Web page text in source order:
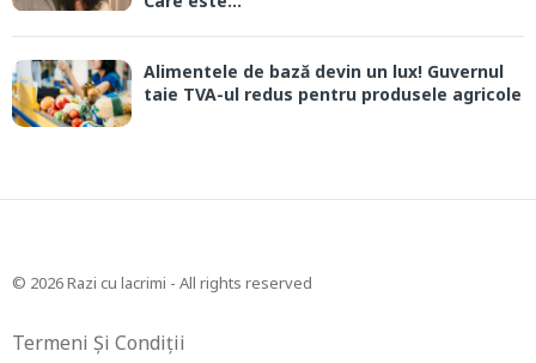
Alimentele de bază devin un lux! Guvernul
taie TVA-ul redus pentru produsele agricole
© 2026 Razi cu lacrimi - All rights reserved
Termeni Și Condiții